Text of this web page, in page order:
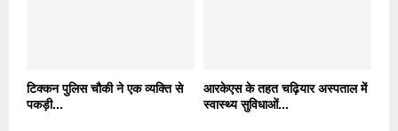
टिक्कन पुलिस चौकी ने एक व्यक्ति से
पकड़ी...
आरकेएस के तहत चढ़ियार अस्पताल में
स्वास्थ्य सुविधाओं...